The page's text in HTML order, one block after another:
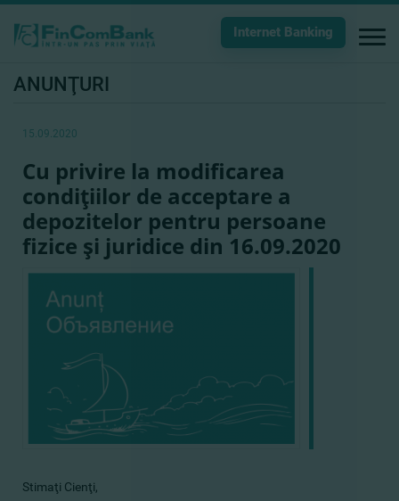
Internet Banking
ANUNŢURI
15.09.2020
Cu privire la modificarea
condiţiilor de acceptare a
depozitelor pentru persoane
fizice şi juridice din 16.09.2020
Stimaţi Cienţi,